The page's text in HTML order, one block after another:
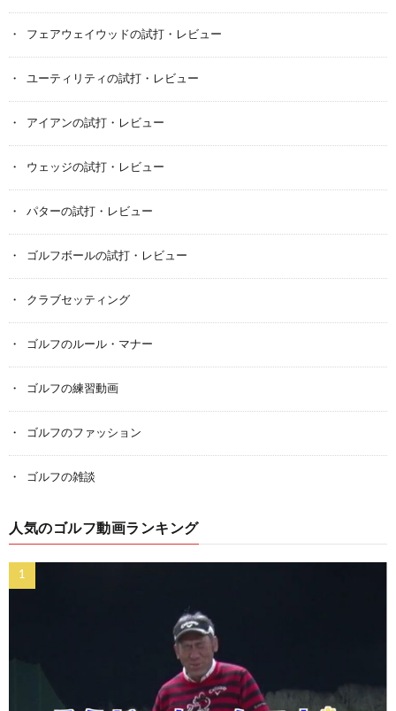
フェアウェイウッドの試打・レビュー
ユーティリティの試打・レビュー
アイアンの試打・レビュー
ウェッジの試打・レビュー
パターの試打・レビュー
ゴルフボールの試打・レビュー
クラブセッティング
ゴルフのルール・マナー
ゴルフの練習動画
ゴルフのファッション
ゴルフの雑談
人気のゴルフ動画ランキング